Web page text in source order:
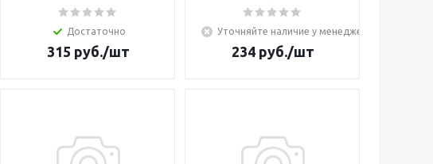
Достаточно
315 руб./шт
Уточняйте наличие у менеджера
234руб./шт